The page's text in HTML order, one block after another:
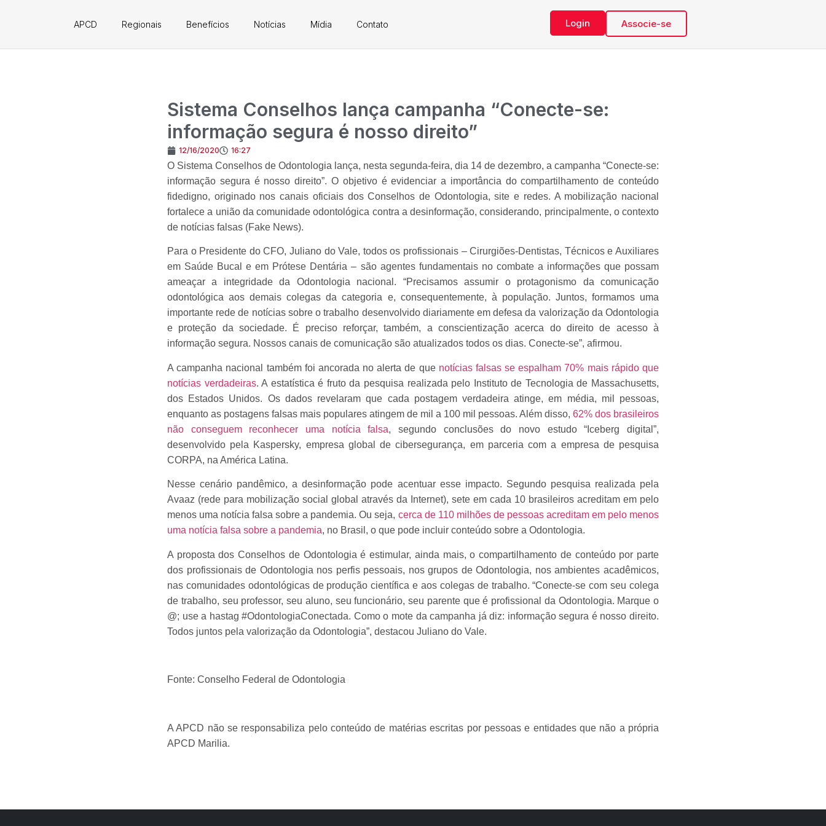
APCD Regionais Benefícios Notícias Mídia Contato Login Associe-se
Sistema Conselhos lança campanha “Conecte-se:
informação segura é nosso direito”
12/16/2020 16:27
O Sistema Conselhos de Odontologia lança, nesta segunda-feira, dia 14 de dezembro, a campanha “Conecte-se:
informação segura é nosso direito”. O objetivo é evidenciar a importância do compartilhamento de conteúdo
fidedigno, originado nos canais oficiais dos Conselhos de Odontologia, site e redes. A mobilização nacional
fortalece a união da comunidade odontológica contra a desinformação, considerando, principalmente, o contexto
de notícias falsas (Fake News).
Para o Presidente do CFO, Juliano do Vale, todos os profissionais – Cirurgiões-Dentistas, Técnicos e Auxiliares
em Saúde Bucal e em Prótese Dentária – são agentes fundamentais no combate a informações que possam
ameaçar a integridade da Odontologia nacional. “Precisamos assumir o protagonismo da comunicação
odontológica aos demais colegas da categoria e, consequentemente, à população. Juntos, formamos uma
importante rede de notícias sobre o trabalho desenvolvido diariamente em defesa da valorização da Odontologia
e proteção da sociedade. É preciso reforçar, também, a conscientização acerca do direito de acesso à
informação segura. Nossos canais de comunicação são atualizados todos os dias. Conecte-se”, afirmou.
A campanha nacional também foi ancorada no alerta de que notícias falsas se espalham 70% mais rápido que
notícias verdadeiras. A estatística é fruto da pesquisa realizada pelo Instituto de Tecnologia de Massachusetts,
dos Estados Unidos. Os dados revelaram que cada postagem verdadeira atinge, em média, mil pessoas,
enquanto as postagens falsas mais populares atingem de mil a 100 mil pessoas. Além disso, 62% dos brasileiros
não conseguem reconhecer uma notícia falsa, segundo conclusões do novo estudo “Iceberg digital”,
desenvolvido pela Kaspersky, empresa global de cibersegurança, em parceria com a empresa de pesquisa
CORPA, na América Latina.
Nesse cenário pandêmico, a desinformação pode acentuar esse impacto. Segundo pesquisa realizada pela
Avaaz (rede para mobilização social global através da Internet), sete em cada 10 brasileiros acreditam em pelo
menos uma notícia falsa sobre a pandemia. Ou seja, cerca de 110 milhões de pessoas acreditam em pelo menos
uma notícia falsa sobre a pandemia, no Brasil, o que pode incluir conteúdo sobre a Odontologia.
A proposta dos Conselhos de Odontologia é estimular, ainda mais, o compartilhamento de conteúdo por parte
dos profissionais de Odontologia nos perfis pessoais, nos grupos de Odontologia, nos ambientes acadêmicos,
nas comunidades odontológicas de produção científica e aos colegas de trabalho. “Conecte-se com seu colega
de trabalho, seu professor, seu aluno, seu funcionário, seu parente que é profissional da Odontologia. Marque o
@; use a hastag #OdontologiaConectada. Como o mote da campanha já diz: informação segura é nosso direito.
Todos juntos pela valorização da Odontologia”, destacou Juliano do Vale.
Fonte: Conselho Federal de Odontologia
A APCD não se responsabiliza pelo conteúdo de matérias escritas por pessoas e entidades que não a própria
APCD Marilia.